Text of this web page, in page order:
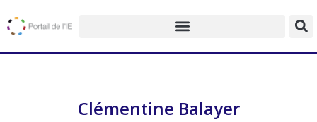
Clémentine Balayer